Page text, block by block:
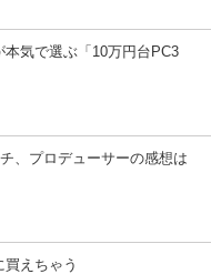
気で選ぶ「10万円台PC3
、プロデューサーの感想は
えちゃう